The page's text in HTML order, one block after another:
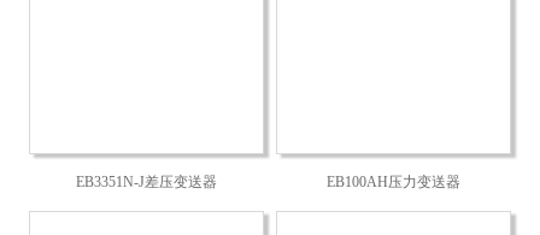
EB3351N-J差压变送器 EB100AH压力变送器